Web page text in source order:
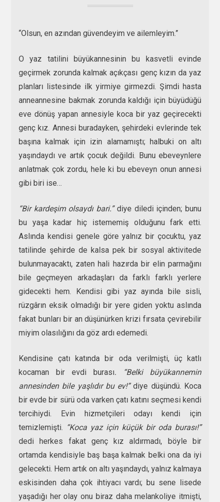
“Olsun, en azından güvendeyim ve ailemleyim.”
O yaz tatilini büyükannesinin bu kasvetli evinde
geçirmek zorunda kalmak açıkçası genç kızın da yaz
planları listesinde ilk yirmiye girmezdi. Şimdi hasta
anneannesine bakmak zorunda kaldığı için büyüdüğü
eve dönüş yapan annesiyle koca bir yaz geçirecekti
genç kız. Annesi buradayken, şehirdeki evlerinde tek
başına kalmak için izin alamamıştı; halbuki on altı
yaşındaydı ve artık çocuk değildi. Bunu ebeveynlere
anlatmak çok zordu, hele ki bu ebeveyn onun annesi
gibi biri ise…
“Bir kardeşim olsaydı bari.”diye diledi içinden; bunu
bu yaşa kadar hiç istememiş olduğunu fark etti.
Aslında kendisi genele göre yalnız bir çocuktu, yaz
tatilinde şehirde de kalsa pek bir sosyal aktivitede
bulunmayacaktı, zaten hali hazırda bir elin parmağını
bile geçmeyen arkadaşları da farklı farklı yerlere
gidecekti hem. Kendisi gibi yaz ayında bile sisli,
rüzgârın eksik olmadığı bir yere giden yoktu aslında
fakat bunları bir an düşünürken krizi fırsata çevirebilir
miyim olasılığını da göz ardı edemedi.
Kendisine çatı katında bir oda verilmişti, üç katlı
kocaman bir evdi burası. “Belki büyükannemin
annesinden bile yaşlıdır bu ev!”diye düşündü. Koca
bir evde bir sürü oda varken çatı katını seçmesi kendi
tercihiydi. Evin hizmetçileri odayı kendi için
temizlemişti. “Koca yaz için küçük bir oda burası!”
dedi herkes fakat genç kız aldırmadı, böyle bir
ortamda kendisiyle baş başa kalmak belki ona da iyi
gelecekti. Hem artık on altı yaşındaydı, yalnız kalmaya
eskisinden daha çok ihtiyacı vardı; bu sene lisede
yaşadığı her olay onu biraz daha melankoliye itmişti,